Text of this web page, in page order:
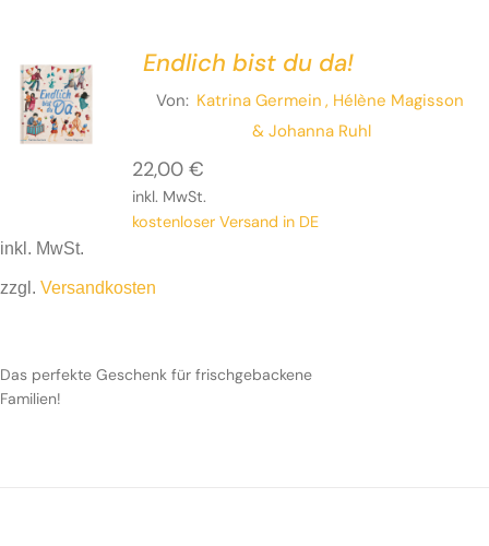
Endlich bist du da!
Von: Katrina Germein , Hélène Magisson
& Johanna Ruhl
22,00 €
inkl. MwSt.
kostenloser Versand in DE
inkl. MwSt.
zzgl. Versandkosten
Das perfekte Geschenk für frischgebackene
Familien!